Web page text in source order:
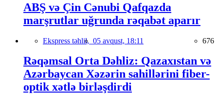
ABŞ və Çin Cənubi Qafqazda
marşrutlar uğrunda rəqabət aparır
Ekspress təhlil, 05 avqust, 18:11 676
Rəqəmsal Orta Dəhliz: Qazaxıstan və
Azərbaycan Xəzərin sahillərini fiber-
optik xətlə birləşdirdi